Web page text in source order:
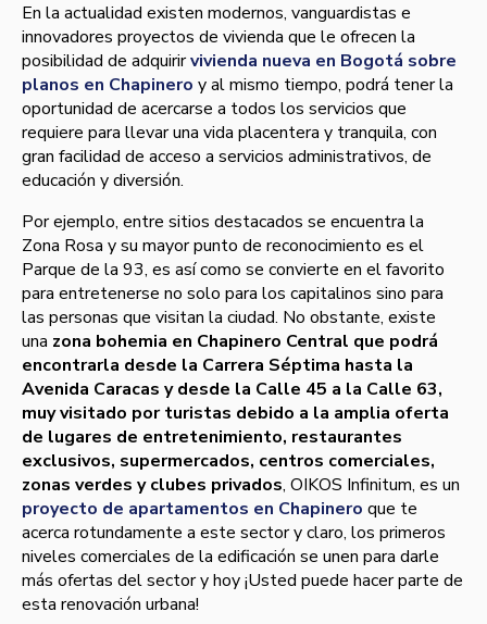
En la actualidad existen modernos, vanguardistas e
innovadores proyectos de vivienda que le ofrecen la
posibilidad de adquirirvivienda nueva en Bogotá sobre
planos en Chapinero y al mismo tiempo, podrá tener la
oportunidad de acercarse a todos los servicios que
requiere para llevar una vida placentera y tranquila, con
gran facilidad de acceso a servicios administrativos, de
educación y diversión.
Por ejemplo, entre sitios destacados se encuentra la
Zona Rosa y su mayor punto de reconocimiento es el
Parque de la 93, es así­ como se convierte en el favorito
para entretenerse no solo para los capitalinos sino para
las personas que visitan la ciudad. No obstante, existe
una zona bohemia en Chapinero Central que podrá
encontrarla desde la Carrera Séptima hasta la
Avenida Caracas y desde la Calle 45 a la Calle 63,
muy visitado por turistas debido a la amplia oferta
de lugares de entretenimiento, restaurantes
exclusivos, supermercados, centros comerciales,
zonas verdes y clubes privados, OIKOS Infinitum, es un
proyecto de apartamentos en Chapinero que te
acerca rotundamente a este sector y claro, los primeros
niveles comerciales de la edificación se unen para darle
más ofertas del sector y hoy ¡Usted puede hacer parte de
esta renovación urbana!